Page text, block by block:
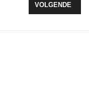
'T KOFSCHIP
VOLGENDE
VOLGENDE